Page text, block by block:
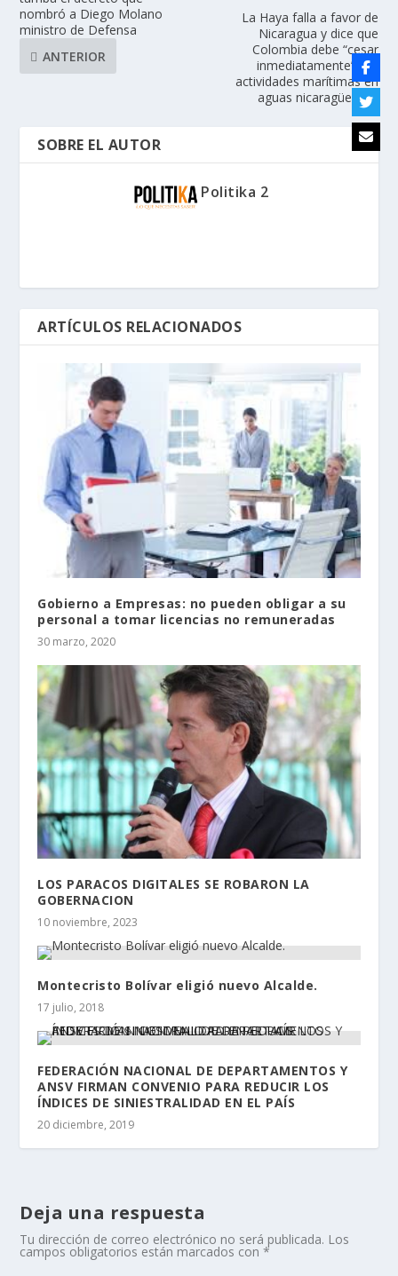
nombró a Diego Molano
ministro de Defensa
ANTERIOR
La Haya falla a favor de
Nicaragua y dice que
Colombia debe “cesar
inmediatamente” sus
actividades marítimas en
aguas nicaragüenses
SOBRE EL AUTOR
Politika 2
ARTÍCULOS RELACIONADOS
Gobierno a Empresas: no pueden obligar a su
personal a tomar licencias no remuneradas
30 marzo, 2020
LOS PARACOS DIGITALES SE ROBARON LA
GOBERNACION
10 noviembre, 2023
Montecristo Bolívar eligió nuevo Alcalde.
17 julio, 2018
FEDERACIÓN NACIONAL DE DEPARTAMENTOS Y
ANSV FIRMAN CONVENIO PARA REDUCIR LOS
ÍNDICES DE SINIESTRALIDAD EN EL PAÍS
20 diciembre, 2019
Deja una respuesta
Tu dirección de correo electrónico no será publicada. Los
campos obligatorios están marcados con*